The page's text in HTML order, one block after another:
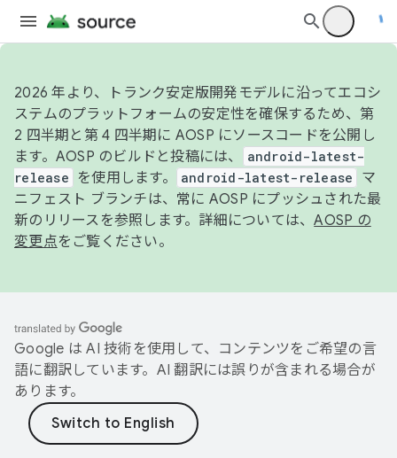
2026 年より、トランク安定版開発モデルに沿ってエコシ
ステムのプラットフォームの安定性を確保するため、第
2 四半期と第 4 四半期に AOSP にソースコードを公開し
ます。AOSP のビルドと投稿には、
android-latest-
release
を使用します。 android-latest-release
マ
ニフェスト ブランチは、常に AOSP にプッシュされた最
新のリリースを参照します。詳細については、AOSP の
変更点をご覧ください。
Google は AI 技術を使用して、コンテンツをご希望の言
語に翻訳しています。AI 翻訳には誤りが含まれる場合が
あります。